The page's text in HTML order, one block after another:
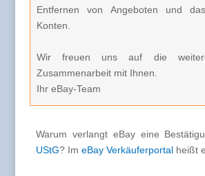
Entfernen von Angeboten und
Konten.
Wir freuen uns auf die
Zusammenarbeit mit Ihnen.
Ihr eBay-Team
Warum verlangt eBay eine
UStG? Im eBay Verkäuferportalheißt